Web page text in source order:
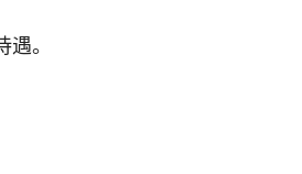
。